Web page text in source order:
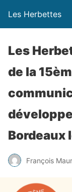
Les Herbettes
Les
de la
Bordeaux
François